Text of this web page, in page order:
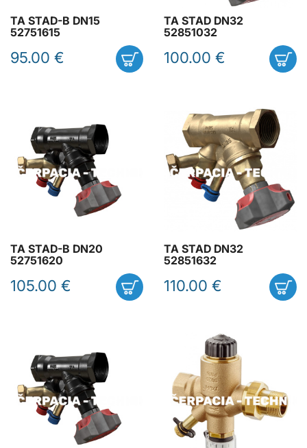
TA STAD-B DN15
52751615
95.00 €
TA STAD DN32
52851032
100.00 €
TA STAD-B DN20
52751620
105.00 €
TA STAD DN32
52851632
110.00 €